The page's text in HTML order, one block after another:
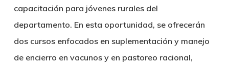
capacitación para jóvenes rurales del
departamento. En esta oportunidad, se ofrecerán
dos cursos enfocados en suplementación y manejo
de encierro en vacunos y en pastoreo racional,